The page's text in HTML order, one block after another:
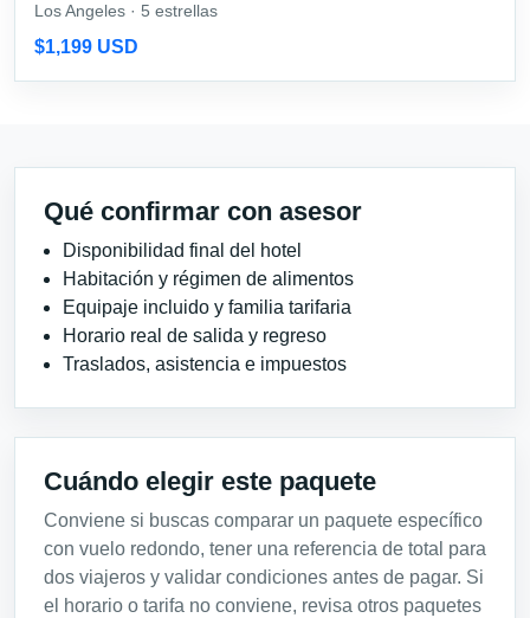
Los Angeles · 5 estrellas
$1,199 USD
Qué confirmar con asesor
Disponibilidad final del hotel
Habitación y régimen de alimentos
Equipaje incluido y familia tarifaria
Horario real de salida y regreso
Traslados, asistencia e impuestos
Cuándo elegir este paquete
Conviene si buscas comparar un paquete específico
con vuelo redondo, tener una referencia de total para
dos viajeros y validar condiciones antes de pagar. Si
el horario o tarifa no conviene, revisa otros paquetes